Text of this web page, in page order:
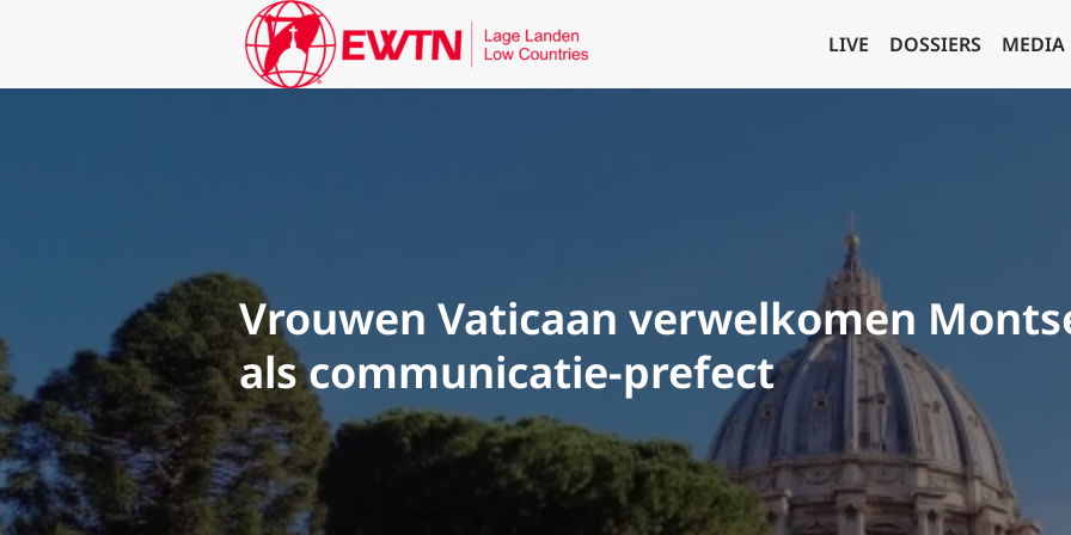
LIVE DOSSIERS MEDIA
Vrouwen Vaticaan verwelkomen
als communicatie-prefect